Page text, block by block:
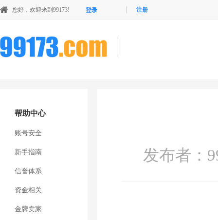
您好，欢迎来到99173! 登录 注册
帮助中心
账号安全
新手指南
信誉体系
资金相关
金牌卖家
发布者：